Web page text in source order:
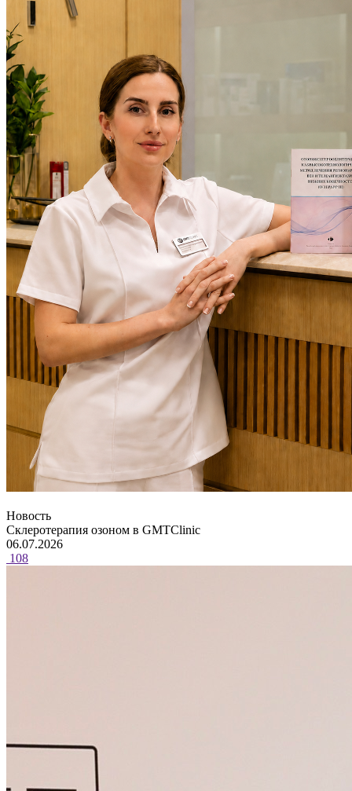
Новость
Склеротерапия озоном в GMTClinic
06.07.2026
108